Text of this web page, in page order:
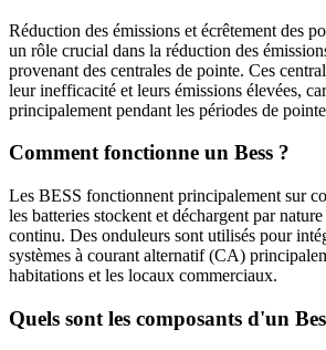
Réduction des émissions et écrêtement des
un rôle crucial dans la réduction des
provenant des centrales de pointe. Ces
leur inefficacité et leurs émissions élevées,
principalement pendant les périodes de
Comment fonctionne un Bess ?
Les BESS fonctionnent principalement sur
les batteries stockent et déchargent par
continu. Des onduleurs sont utilisés pour
systèmes à courant alternatif (CA)
habitations et les locaux commerciaux.
Quels sont les composants d'un